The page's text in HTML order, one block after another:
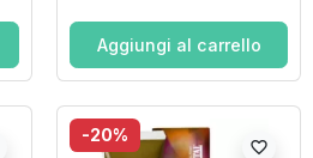
Aggiungi al carrello
-20%
favorite_border